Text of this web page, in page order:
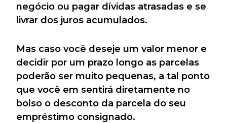
negócio ou pagar dívidas atrasadas e se
livrar dos juros acumulados.
Mas caso você deseje um valor menor e
decidir por um prazo longo as parcelas
poderão ser muito pequenas, a tal ponto
que você em sentirá diretamente no
bolso o desconto da parcela do seu
empréstimo consignado.